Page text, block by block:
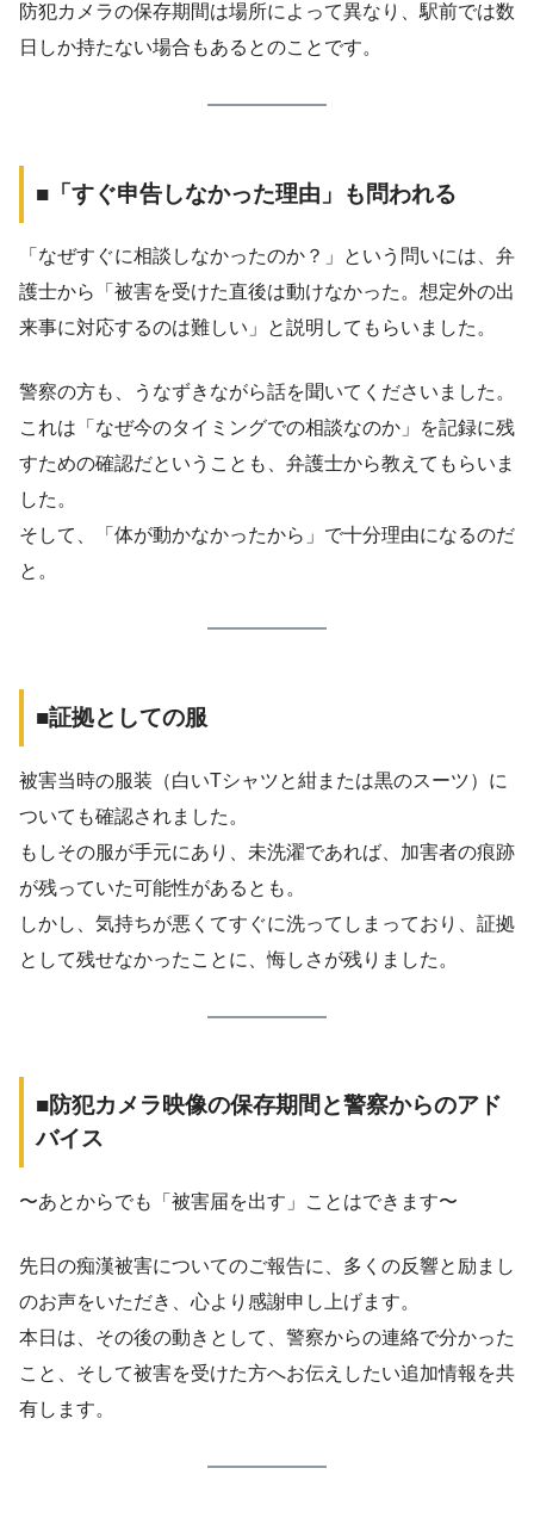
防犯カメラの保存期間は場所によって異なり、駅前では数
日しか持たない場合もあるとのことです。
■「すぐ申告しなかった理由」も問われる
「なぜすぐに相談しなかったのか？」という問いには、弁
護士から「被害を受けた直後は動けなかった。想定外の出
来事に対応するのは難しい」と説明してもらいました。
警察の方も、うなずきながら話を聞いてくださいました。
これは「なぜ今のタイミングでの相談なのか」を記録に残
すための確認だということも、弁護士から教えてもらいま
した。
そして、「体が動かなかったから」で十分理由になるのだ
と。
■証拠としての服
被害当時の服装（白いTシャツと紺または黒のスーツ）に
ついても確認されました。
もしその服が手元にあり、未洗濯であれば、加害者の痕跡
が残っていた可能性があるとも。
しかし、気持ちが悪くてすぐに洗ってしまっており、証拠
として残せなかったことに、悔しさが残りました。
■防犯カメラ映像の保存期間と警察からのアド
バイス
〜あとからでも「被害届を出す」ことはできます〜
先日の痴漢被害についてのご報告に、多くの反響と励まし
のお声をいただき、心より感謝申し上げます。
本日は、その後の動きとして、警察からの連絡で分かった
こと、そして被害を受けた方へお伝えしたい追加情報を共
有します。